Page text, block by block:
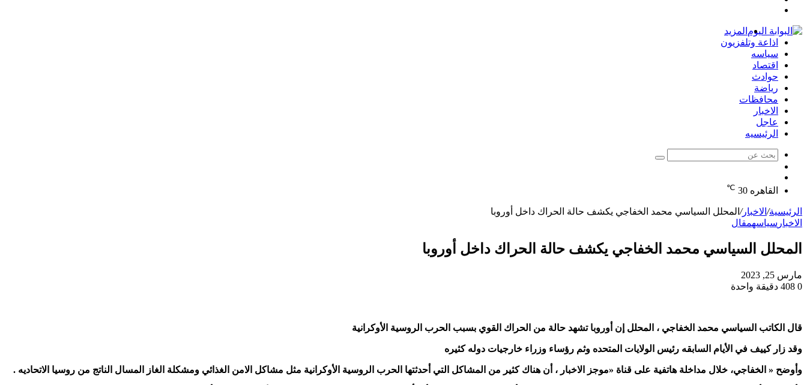
المزيد
اذاعة وتلفزيون
سياسه
اقتصاد
حوادث
رياضة
محافظات
الاخبار
عاجل
الرئيسيه
بحث
عشوائي
القاهره 30
℃
الرئيسية/ الاخبار/ المحلل السياسي محمد الخفاجي يكشف حالة الحراك داخل أوروبا
الاخبار سياسهمقال
المحلل السياسي محمد الخفاجي يكشف حالة الحراك داخل أوروبا
مارس 25, 2023
0
دقيقة واحدة
قال الكاتب السياسي محمد الخفاجي ، المحلل إن أوروبا تشهد حالة من الحراك القوي بسبب الحرب الروسية الأوكرانية
وقد زار كييف في الأيام السابقه رئيس الولايات المتحده وثم رؤساء وزراء خارجيات دوله كثيره
وأوضح « الخفاجي، خلال مداخلة هاتفية على قناة «موجز الاخبار ، أن هناك كثير من المشاكل التي أحدثتها الحرب الروسية الأوكرانية مثل مشاكل الامن الغذائي ومشكلة الغاز المسال الناتج من روسيا الاتحاديه .